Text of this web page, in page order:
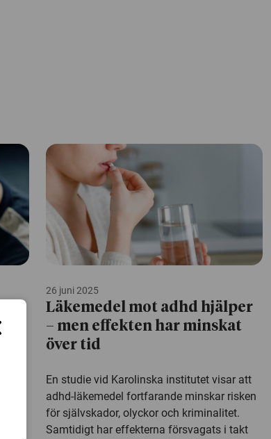
26 juni 2025
Läkemedel mot adhd hjälper
– men effekten har minskat
över tid
En studie vid Karolinska institutet visar att
adhd-läkemedel fortfarande minskar risken
för självskador, olyckor och kriminalitet.
Samtidigt har effekterna försvagats i takt